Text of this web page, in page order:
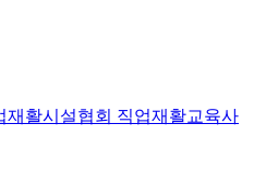
재활시설협회 직업재활교육사